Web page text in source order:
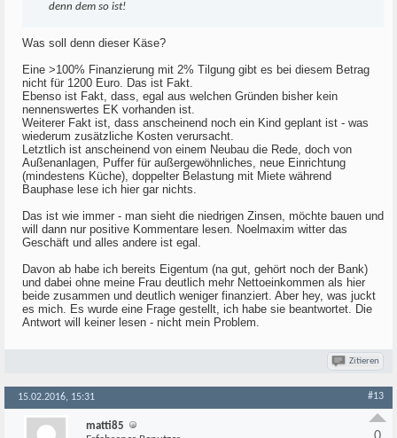
denn dem so ist!
Was soll denn dieser Käse?
Eine >100% Finanzierung mit 2% Tilgung gibt es bei diesem Betrag
nicht für 1200 Euro. Das ist Fakt.
Ebenso ist Fakt, dass, egal aus welchen Gründen bisher kein
nennenswertes EK vorhanden ist.
Weiterer Fakt ist, dass anscheinend noch ein Kind geplant ist - was
wiederum zusätzliche Kosten verursacht.
Letztlich ist anscheinend von einem Neubau die Rede, doch von
Außenanlagen, Puffer für außergewöhnliches, neue Einrichtung
(mindestens Küche), doppelter Belastung mit Miete während
Bauphase lese ich hier gar nichts.
Das ist wie immer - man sieht die niedrigen Zinsen, möchte bauen und
will dann nur positive Kommentare lesen. Noelmaxim witter das
Geschäft und alles andere ist egal.
Davon ab habe ich bereits Eigentum (na gut, gehört noch der Bank)
und dabei ohne meine Frau deutlich mehr Nettoeinkommen als hier
beide zusammen und deutlich weniger finanziert. Aber hey, was juckt
es mich. Es wurde eine Frage gestellt, ich habe sie beantwortet. Die
Antwort will keiner lesen - nicht mein Problem.
Zitieren
15.02.2016, 15:31 #13
matti85